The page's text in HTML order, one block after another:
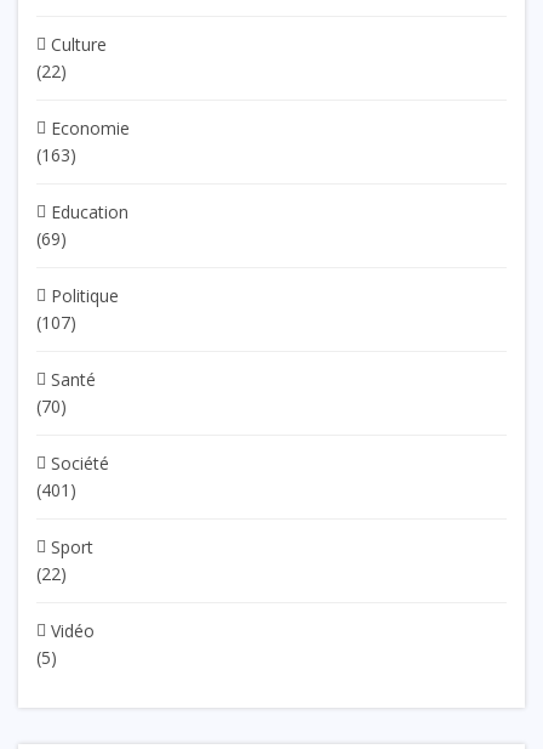
Culture
(22)
Economie
(163)
Education
(69)
Politique
(107)
Santé
(70)
Société
(401)
Sport
(22)
Vidéo
(5)